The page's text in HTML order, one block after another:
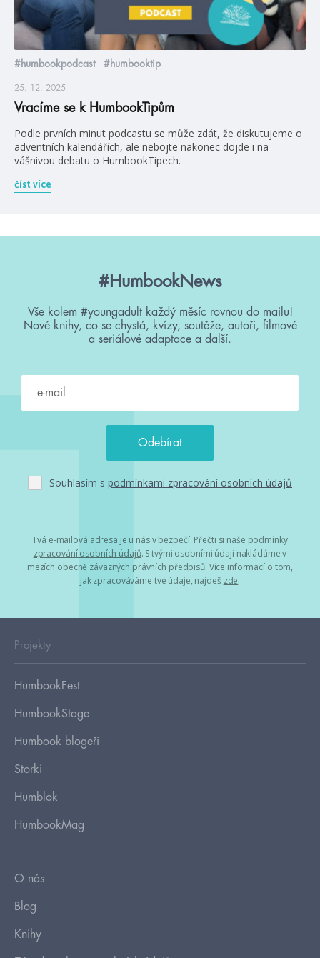
#humbookpodcast #humbooktip
25. 12. 2025
Vracíme se k HumbookTipům
Podle prvních minut podcastu se může zdát, že diskutujeme o
adventních kalendářích, ale nebojte nakonec dojde i na
vášnivou debatu o HumbookTipech.
číst více
#HumbookNews
Vše kolem #youngadult každý měsíc rovnou do mailu!
Nové knihy, co se chystá, kvízy, soutěže, autoři, filmové
a seriálové adaptace a další.
Souhlasím s podmínkami zpracování osobních údajů
Tvá e-mailová adresa je u nás v bezpečí. Přečti si naše podmínky
zpracování osobních údajů. S tvými osobními údaji nakládáme v
mezích obecně závazných právních předpisů. Více informací o tom,
jak zpracováváme tvé údaje, najdeš zde.
Projekty
HumbookFest
HumbookStage
Humbook blogeři
Storki
Humblok
HumbookMag
O nás
Blog
Knihy